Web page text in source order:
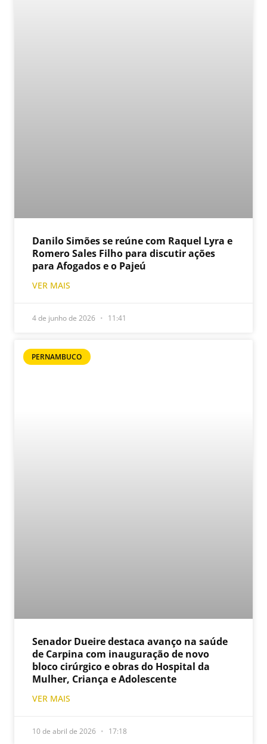
Danilo Simões se reúne com Raquel Lyra e
Romero Sales Filho para discutir ações
para Afogados e o Pajeú
VER MAIS
4 de junho de 2026 11:41
PERNAMBUCO
Senador Dueire destaca avanço na saúde
de Carpina com inauguração de novo
bloco cirúrgico e obras do Hospital da
Mulher, Criança e Adolescente
VER MAIS
10 de abril de 2026 17:18